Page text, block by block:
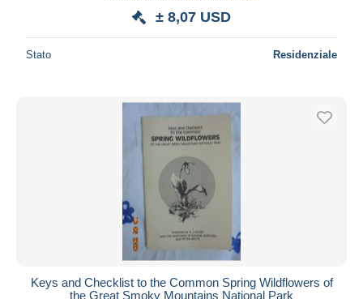
± 8,07 USD
Stato Residenziale
Keys and Checklist to the Common Spring Wildflowers of
the Great Smoky Mountains National Park